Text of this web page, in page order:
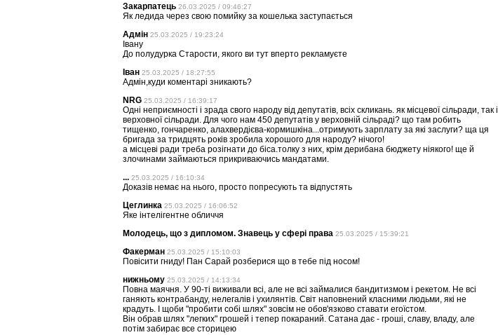
Закарпатець 26.03.2025 / 09:46:27
Як ледида через свою помийку за кошелька заступається
Адмін 25.03.2025 / 19:23:24
Івану
До полудурка Старости, якого ви тут вперто рекламуєте
Іван 25.03.2025 / 18:27:55
Адмін,куди коментарі зникають?
NRG 25.03.2025 / 16:39:17
Одні неприємності і зрада свого народу від депутатів, всіх скликань. як місцевої сільради, так і
верховної сільради. Для чого нам 450 депутатів у верховній сільраді? що там робить
тищенко, гончаренко, алахвердієва-кормишкіна...отримують зарплату за які заслуги? ща ця
бригада за тридцять років зробила хорошого для народу? нічого!
а місцеві ради треба розігнати до біса.толку з них, крім дерибана бюджету ніякого! ще й
злочинами займаються прикриваючись мандатами.
... 25.03.2025 / 16:10:34
Доказів немає на нього, просто попресують та відпустять
Цеглинка 25.03.2025 / 16:06:52
Яке інтелігентне обличчя
Молодець, що з дипломом. Знавець у сфері права 25.03.2025 / 15:39:21
Факерман 25.03.2025 / 15:10:03
Повісити гниду! Пан Сарай розберися що в тебе під носом!
нижньому 25.03.2025 / 14:13:34
Повна маячня. У 90-ті виживали всі, але не всі займалися бандитизмом і рекетом. Не всі
ганяють контрабанду, нелегалів і ухилянтів. Світ наповнений класними людьми, які не
крадуть. І щоби "пробити собі шлях" зовсім не обов'язково ставати егоїстом.
Він обрав шлях "легких" грошей і тепер покараний. Сатана дає - гроші, славу, владу, але
потім забирає все сторицею